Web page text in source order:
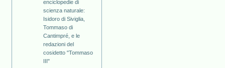
enciclopedie di
scienza naturale:
Isidoro di Siviglia,
Tommaso di
Cantimpré, e le
redazioni del
cosidetto "Tommaso
III"